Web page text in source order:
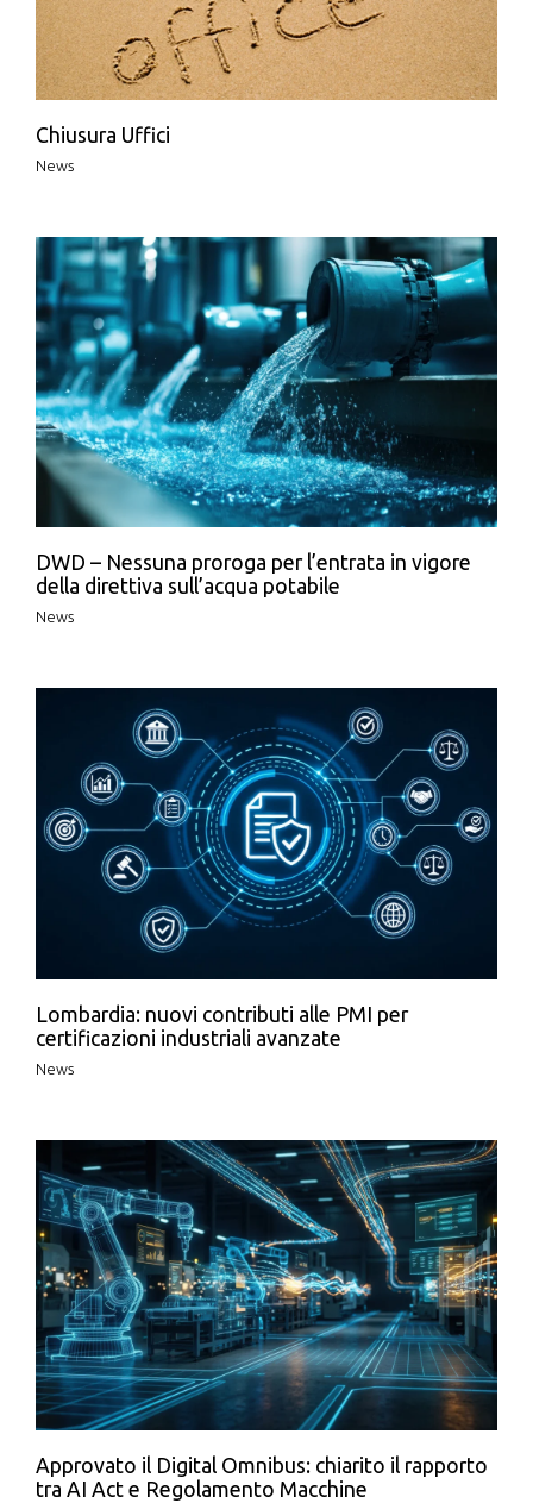
Chiusura Uffici
News
DWD – Nessuna proroga per l’entrata in vigore
della direttiva sull’acqua potabile
News
Lombardia: nuovi contributi alle PMI per
certificazioni industriali avanzate
News
Approvato il Digital Omnibus: chiarito il rapporto
tra AI Act e Regolamento Macchine